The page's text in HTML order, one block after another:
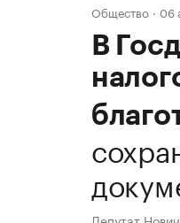
Общество 06
В
Депутат